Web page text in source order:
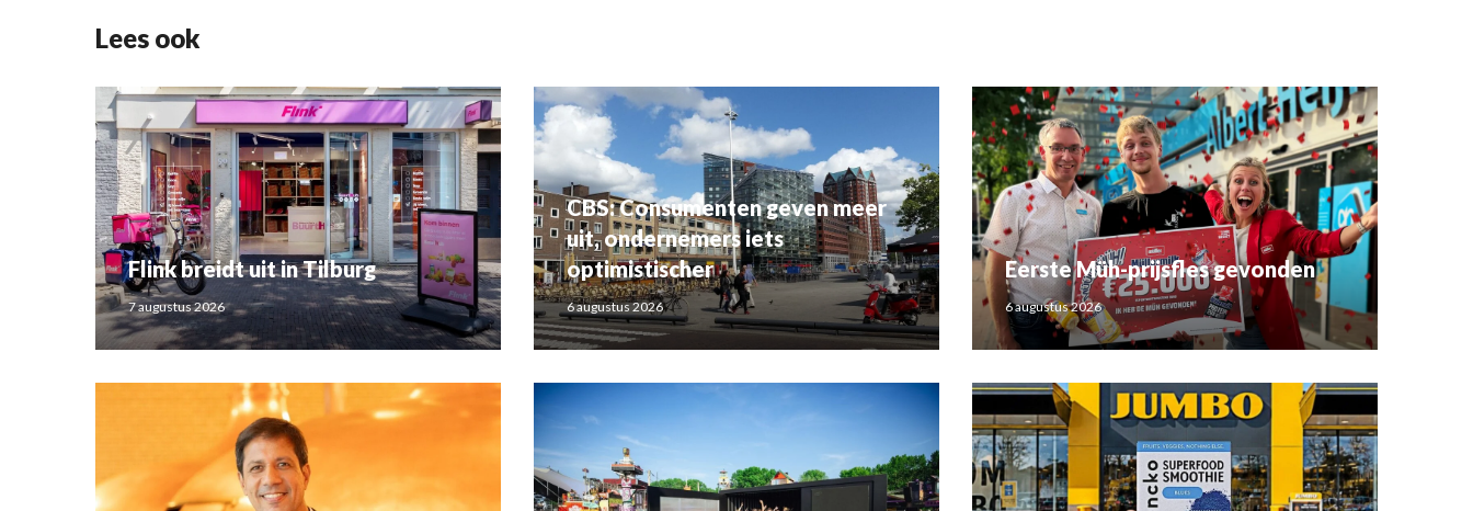
Lees ook
Flink breidt uit in Tilburg
7 augustus 2026
CBS: Consumenten geven meer
uit, ondernemers iets
optimistischer
6 augustus 2026
Eerste Müh-prijsfles gevonden
6 augustus 2026